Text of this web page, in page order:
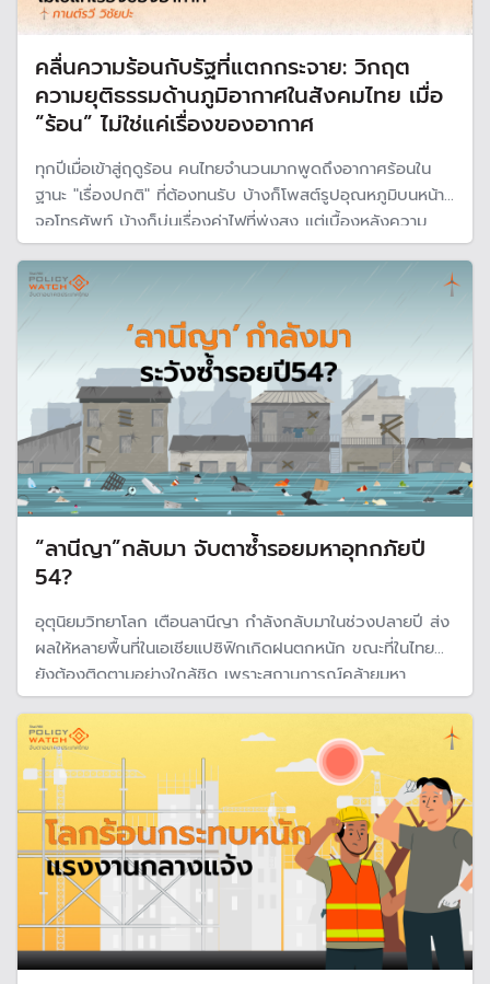
คลื่นความร้อนกับรัฐที่แตกกระจาย: วิกฤต
ความยุติธรรมด้านภูมิอากาศในสังคมไทย เมื่อ
“ร้อน” ไม่ใช่แค่เรื่องของอากาศ
ทุกปีเมื่อเข้าสู่ฤดูร้อน คนไทยจำนวนมากพูดถึงอากาศร้อนใน
ฐานะ "เรื่องปกติ" ที่ต้องทนรับ บ้างก็โพสต์รูปอุณหภูมิบนหน้า
จอโทรศัพท์ บ้างก็บ่นเรื่องค่าไฟที่พุ่งสูง แต่เบื้องหลังความ
รู้สึก "ร้อน" นั้น มีความจริงที่หนักกว่ามาก
“ลานีญา”กลับมา จับตาซ้ำรอยมหาอุทกภัยปี
54?
อุตุนิยมวิทยาโลก เตือนลานีญา กำลังกลับมาในช่วงปลายปี ส่ง
ผลให้หลายพื้นที่ในเอเชียแปซิฟิกเกิดฝนตกหนัก ขณะที่ในไทย
ยังต้องติดตามอย่างใกล้ชิด เพราะสถานการณ์คล้ายมหา
อุทกภัยปี 54 จากพายุและฝนตกหนัก ทำให้ปริมาณน้ำในเขื่อน
ภาคเหนือเพิ่มขึ้นต่อเนื่องแตะระดับ 80% ความจุอ่าง